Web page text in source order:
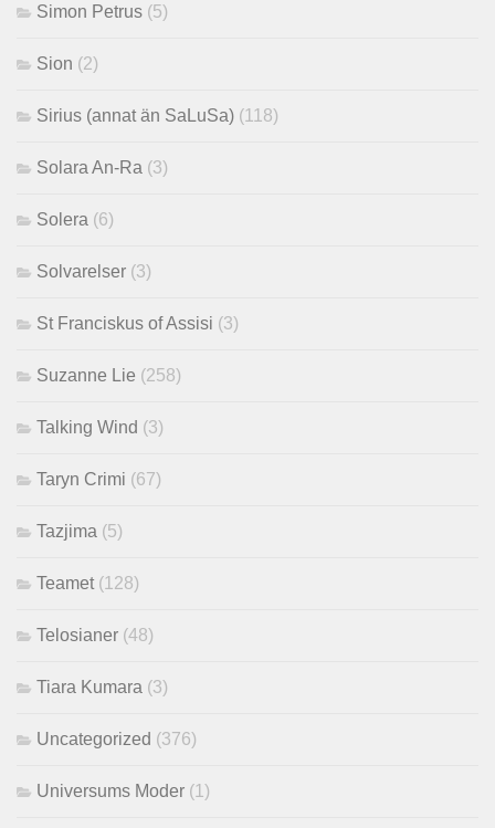
Simon Petrus (5)
Sion (2)
Sirius (annat än SaLuSa) (118)
Solara An-Ra (3)
Solera (6)
Solvarelser (3)
St Franciskus of Assisi (3)
Suzanne Lie (258)
Talking Wind (3)
Taryn Crimi (67)
Tazjima (5)
Teamet (128)
Telosianer (48)
Tiara Kumara (3)
Uncategorized (376)
Universums Moder (1)